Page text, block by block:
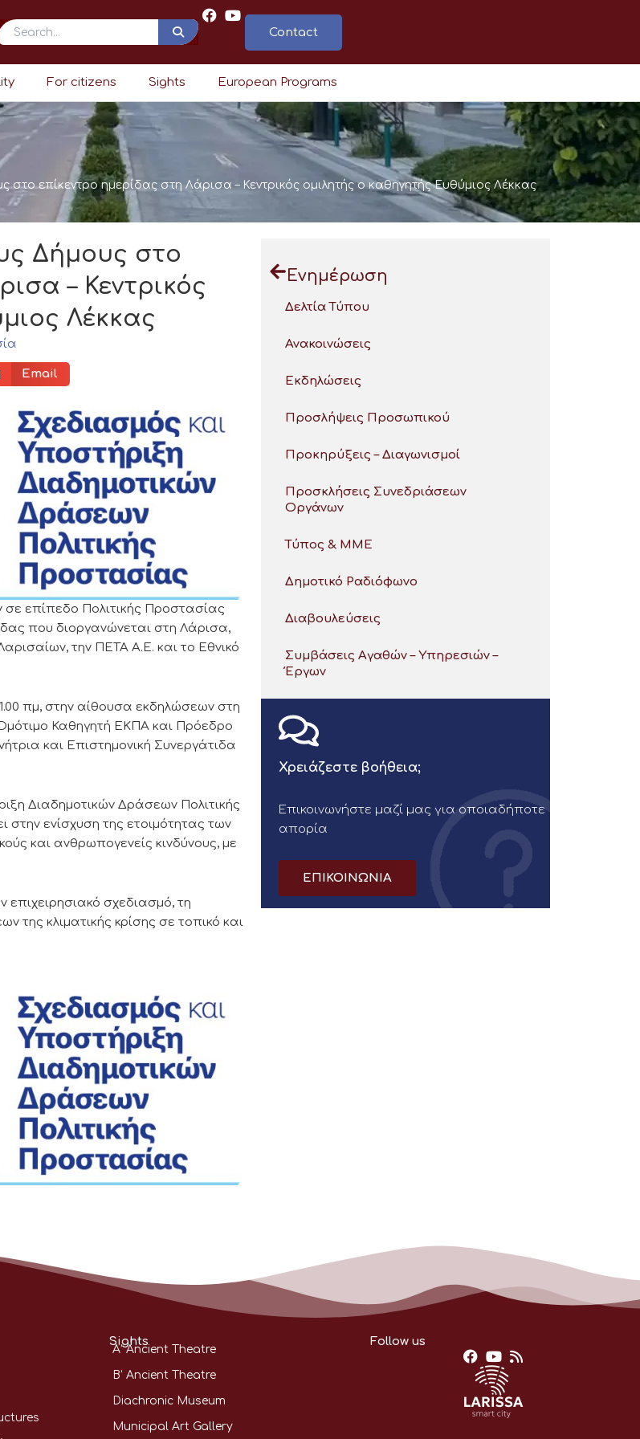
Contact
For citizens Sights European Programs
επίκεντρο ημερίδας στη Λάρισα – Κεντρικός ομιλητής ο καθηγητής Ευθύμιος Λέκκας
Δήμους στο
– Κεντρικός
Λέκκας
Email
επίπεδο Πολιτικής Προστασίας
που διοργανώνεται στη Λάρισα,
την ΠΕΤΑ Α.Ε. και το Εθνικό
πμ, στην αίθουσα εκδηλώσεων στη
Καθηγητή ΕΚΠΑ και Πρόεδρο
και Επιστημονική Συνεργάτιδα
Διαδημοτικών Δράσεων Πολιτικής
στην ενίσχυση της ετοιμότητας των
και ανθρωπογενείς κινδύνους, με
επιχειρησιακό σχεδιασμό, τη
της κλιματικής κρίσης σε τοπικό και
Ενημέρωση
Δελτία Τύπου
Ανακοινώσεις
Εκδηλώσεις
Προσλήψεις Προσωπικού
Προκηρύξεις – Διαγωνισμοί
Προσκλήσεις Συνεδριάσεων
Οργάνων
Τύπος & ΜΜΕ
Δημοτικό Ραδιόφωνο
Διαβουλεύσεις
Συμβάσεις Αγαθών – Υπηρεσιών –
Έργων
Χρειάζεστε βοήθεια;
Επικοινωνήστε μαζί μας για οποιαδήποτε
απορία
ΕΠΙΚΟΙΝΩΝΙΑ
Sights
A’ Ancient Theatre
B’ Ancient Theatre
Diachronic Museum
Municipal Art Gallery
Follow us